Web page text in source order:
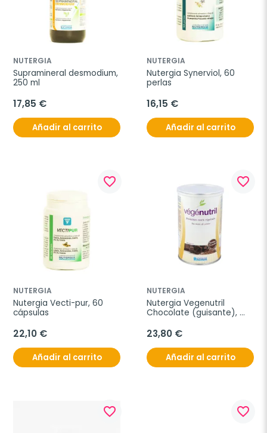
NUTERGIA
Supramineral desmodium,
250 ml
17,85 €
Añadir al carrito
NUTERGIA
Nutergia Synerviol, 60
perlas
16,15 €
Añadir al carrito
favorite_border
NUTERGIA
Nutergia Vecti-pur, 60
cápsulas
22,10 €
Añadir al carrito
favorite_border
NUTERGIA
Nutergia Vegenutril
Chocolate (guisante),
23,80 €
Añadir al carrito
favorite_border favorite_border